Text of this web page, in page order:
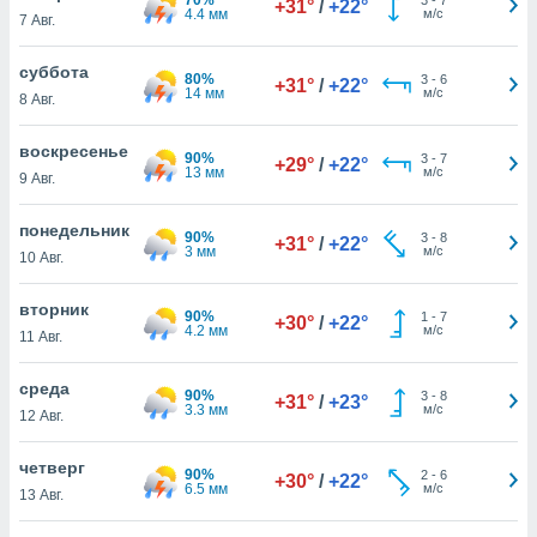
действия
рекламу
нашей
cookie
cookie
в
нашего
7 Авг.
4.4 мм
+31° / +22°
м/с
суббота
8 Авг.
80%
14 мм
+31° / +22° 3- 6
м/с
воскресенье
9 Авг.
90%
13 мм
+29° / +22° 3- 7
м/с
понедельник
10 Авг.
90%
3 мм
+31° / +22° 3- 8
м/с
вторник
11 Авг.
90%
4.2 мм
+30° / +22° 1 - 7
м/с
среда
12 Авг.
90%
3.3 мм
+31° / +23° 3- 8
м/с
четверг
13 Авг.
90%
6.5 мм
+30° / +22° 2- 6
м/с